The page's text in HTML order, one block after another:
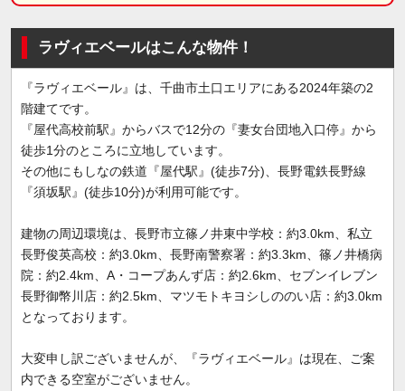
ラヴィエベールはこんな物件！
『ラヴィエベール』は、千曲市土口エリアにある2024年築の2
階建てです。
『屋代高校前駅』からバスで12分の『妻女台団地入口停』から
徒歩1分のところに立地しています。
その他にもしなの鉄道『屋代駅』(徒歩7分)、長野電鉄長野線
『須坂駅』(徒歩10分)が利用可能です。
建物の周辺環境は、長野市立篠ノ井東中学校：約3.0km、私立
長野俊英高校：約3.0km、長野南警察署：約3.3km、篠ノ井橋病
院：約2.4km、A・コープあんず店：約2.6km、セブンイレブン
長野御幣川店：約2.5km、マツモトキヨシしののい店：約3.0km
となっております。
大変申し訳ございませんが、『ラヴィエベール』は現在、ご案
内できる空室がございません。